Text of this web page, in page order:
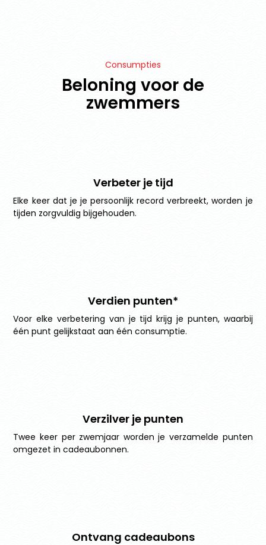
Consumpties
Beloning voor de
zwemmers
Verbeter je tijd
Elke keer dat je je persoonlijk record verbreekt, worden je
tijden zorgvuldig bijgehouden.
Verdien punten*
Voor elke verbetering van je tijd krijg je punten, waarbij
één punt gelijkstaat aan één consumptie.
Verzilver je punten
Twee keer per zwemjaar worden je verzamelde punten
omgezet in cadeaubonnen.
Ontvang cadeaubons